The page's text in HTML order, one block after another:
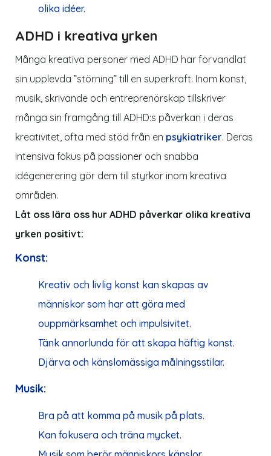
olika idéer.
ADHD i kreativa yrken
Många kreativa personer med ADHD har förvandlat
sin upplevda ”störning” till en superkraft. Inom konst,
musik, skrivande och entreprenörskap tillskriver
många sin framgång till ADHD:s påverkan i deras
kreativitet, ofta med stöd från en psykiatriker. Deras
intensiva fokus på passioner och snabba
idégenerering gör dem till styrkor inom kreativa
områden.
Låt oss lära oss hur ADHD påverkar olika kreativa
yrken positivt:
Konst:
Kreativ och livlig konst kan skapas av
människor som har att göra med
ouppmärksamhet och impulsivitet.
Tänk annorlunda för att skapa häftig konst.
Djärva och känslomässiga målningsstilar.
Musik:
Bra på att komma på musik på plats.
Kan fokusera och träna mycket.